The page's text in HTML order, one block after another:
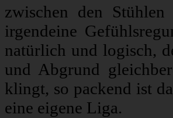
zwischen den
irgendeine
natürlich und logisch,
und Abgrund
klingt, so packend ist
eine eigene Liga.